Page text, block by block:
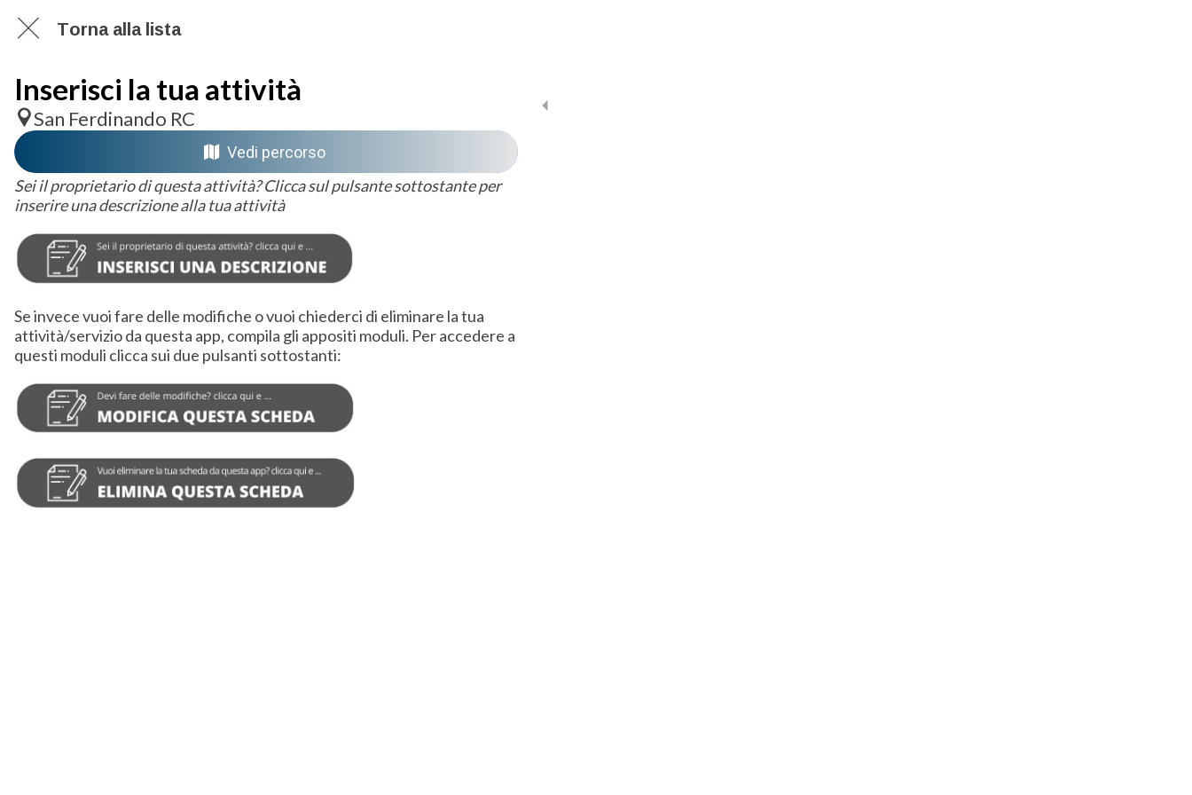
Torna alla lista
Inserisci la tua attività
San Ferdinando RC
Vedi percorso
Sei il proprietario di questa attività? Clicca sul pulsante sottostante per
inserire una descrizione alla tua attività
Se invece vuoi fare delle modifiche o vuoi chiederci di eliminare la tua
attività/servizio da questa app, compila gli appositi moduli. Per accedere a
questi moduli clicca sui due pulsanti sottostanti: